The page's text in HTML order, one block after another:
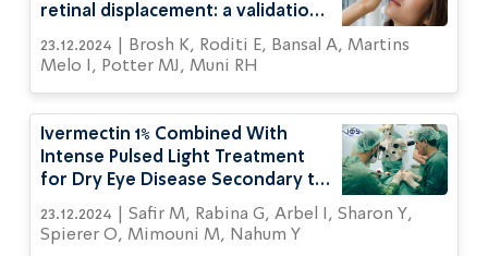
retinal displacement: a validation
23.12.2024 | Brosh K, Roditi E, Bansal A, Martins
Melo I, Potter MJ, Muni RH
Ivermectin 1% Combined With
Intense Pulsed Light Treatment
for Dry Eye Disease Secondary to
Demodex Blepharitis
23.12.2024 | Safir M, Rabina G, Arbel I, Sharon Y,
Spierer O, Mimouni M, Nahum Y